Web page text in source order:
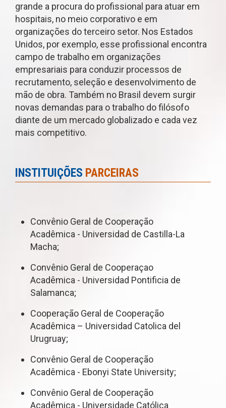
grande a procura do profissional para atuar em
hospitais, no meio corporativo e em
organizações do terceiro setor. Nos Estados
Unidos, por exemplo, esse profissional encontra
campo de trabalho em organizações
empresariais para conduzir processos de
recrutamento, seleção e desenvolvimento de
mão de obra. Também no Brasil devem surgir
novas demandas para o trabalho do filósofo
diante de um mercado globalizado e cada vez
mais competitivo.
INSTITUIÇÕES PARCEIRAS
Convênio Geral de Cooperação
Acadêmica - Universidad de Castilla-La
Macha;
Convênio Geral de Cooperaçao
Acadêmica - Universidad Pontificia de
Salamanca;
Cooperação Geral de Cooperação
Acadêmica – Universidad Catolica del
Urugruay;
Convênio Geral de Cooperação
Acadêmica - Ebonyi State University;
Convênio Geral de Cooperação
Acadêmica - Universidade Católica